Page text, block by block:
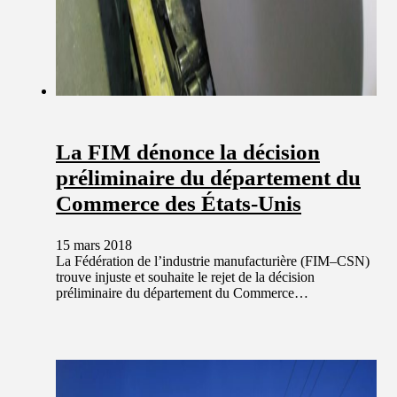
La FIM dénonce la décision
préliminaire du département du
Commerce des États-Unis
15 mars 2018
La Fédération de l’industrie manufacturière (FIM–CSN)
trouve injuste et souhaite le rejet de la décision
préliminaire du département du Commerce…